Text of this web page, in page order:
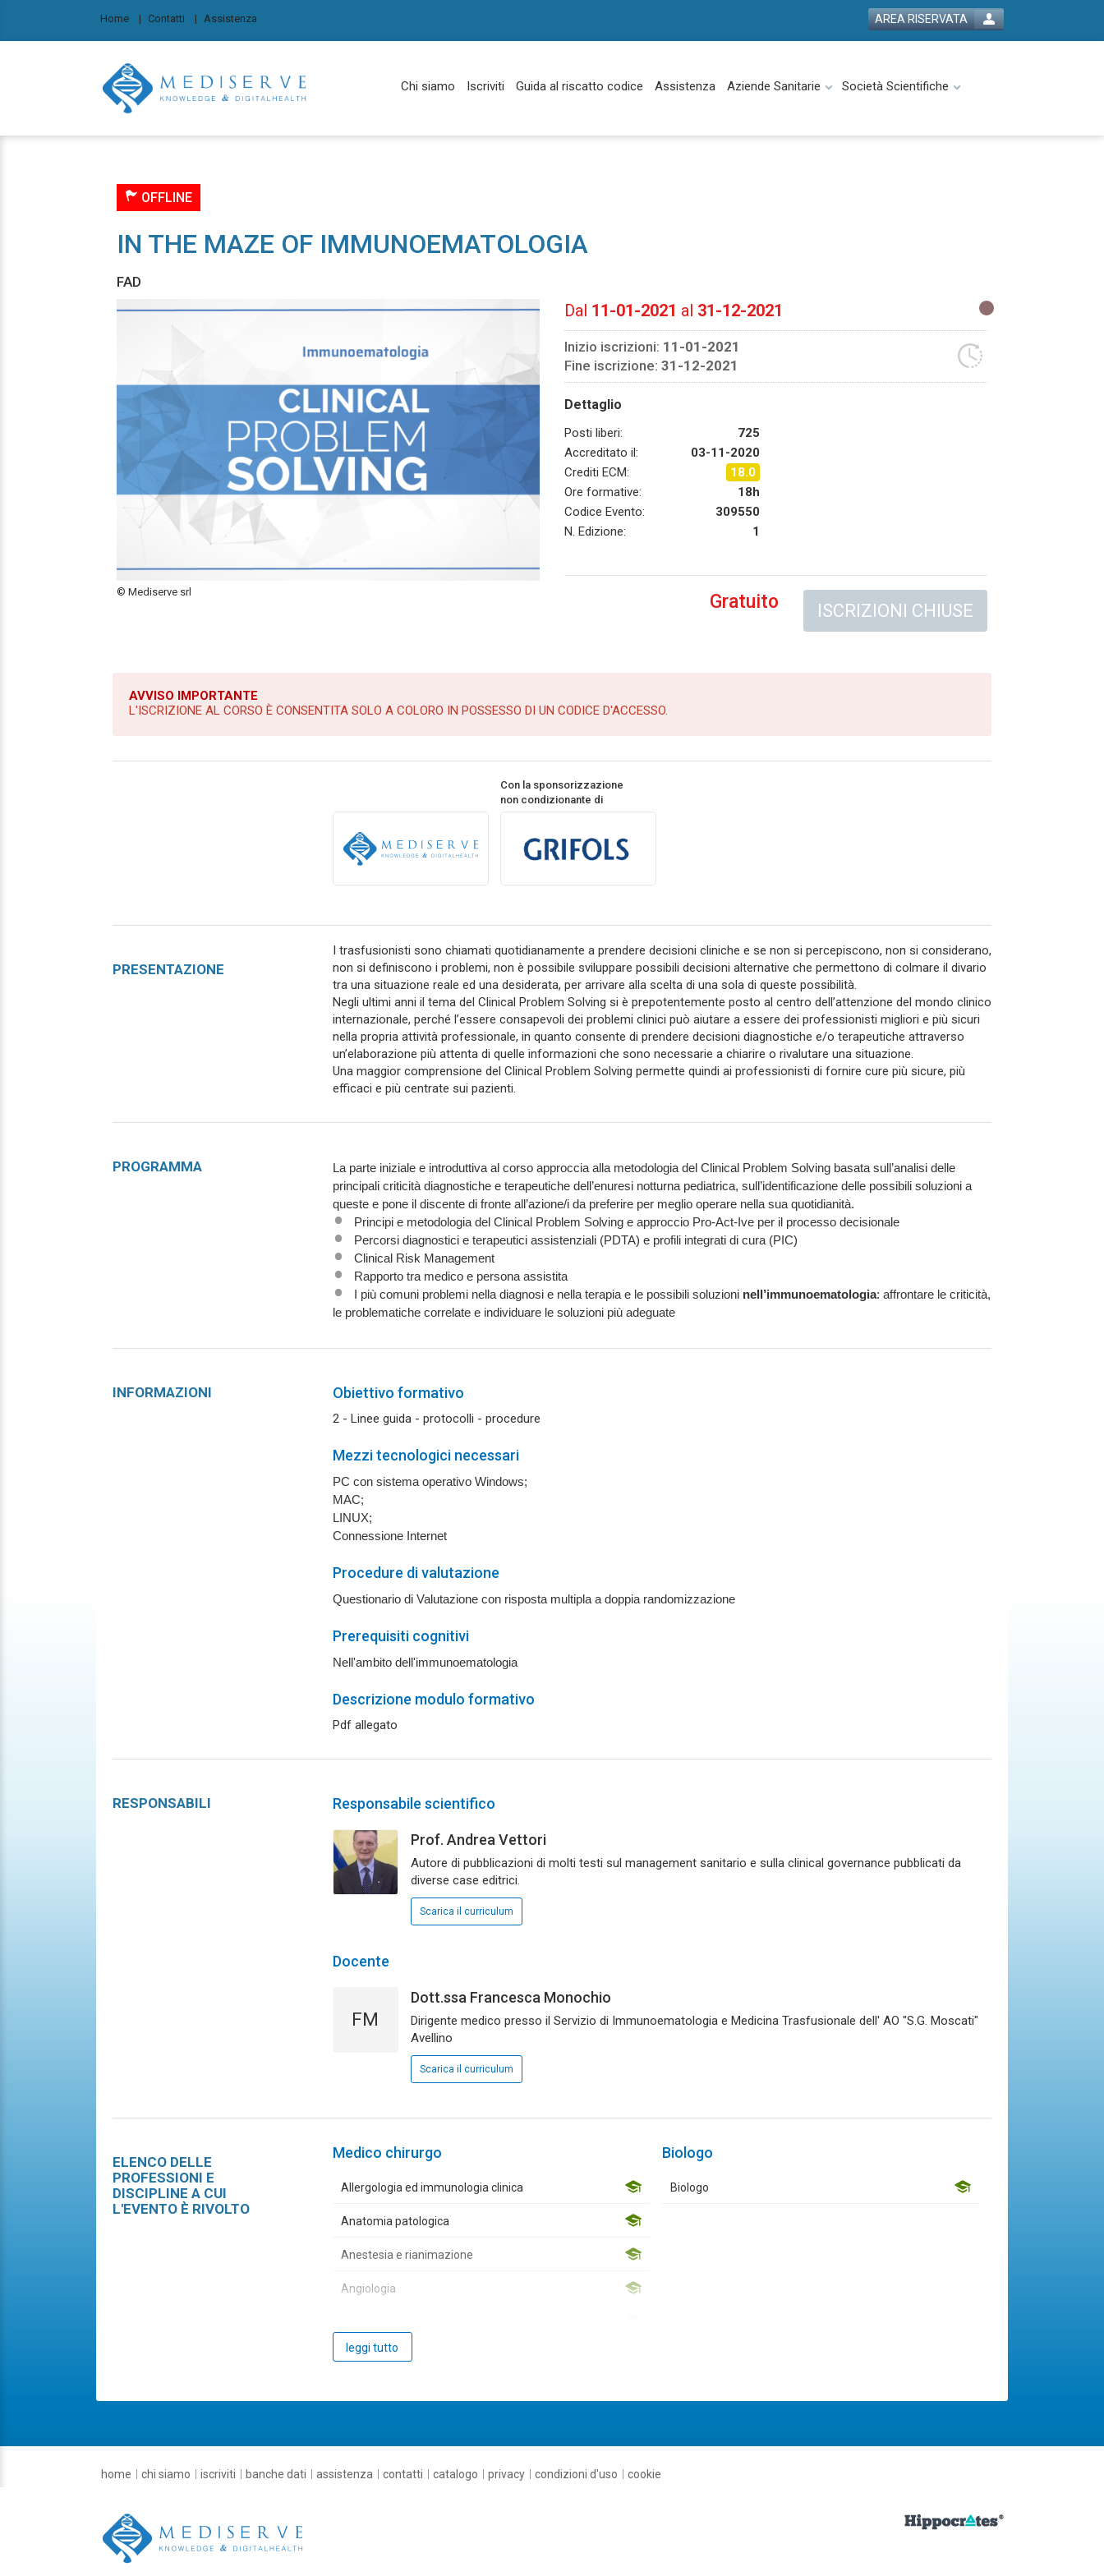
Home Contatti Assistenza AREA RISERVATA
Chi siamo Iscriviti Guida al riscatto codice Assistenza Aziende Sanitarie Società Scientifiche
OFFLINE
IN THE MAZE OF IMMUNOEMATOLOGIA
FAD
© Mediserve srl
Dal 11-01-2021 al 31-12-2021
Inizio iscrizioni: 11-01-2021
Fine iscrizione: 31-12-2021
Dettaglio
Posti liberi:
725
Accreditato il:
03-11-2020
Crediti ECM:
18.0
Ore formative:
18h
Codice Evento:
309550
N. Edizione:
1
ISCRIZIONI CHIUSE
Gratuito
AVVISO IMPORTANTE
L'ISCRIZIONE AL CORSO È CONSENTITA SOLO A COLORO IN POSSESSO DI UN CODICE D'ACCESSO.
Con la sponsorizzazione
non condizionante di
PRESENTAZIONE
I trasfusionisti sono chiamati quotidianamente a prendere decisioni cliniche e se non si percepiscono, non si considerano,
non si definiscono i problemi, non è possibile sviluppare possibili decisioni alternative che permettono di colmare il divario
tra una situazione reale ed una desiderata, per arrivare alla scelta di una sola di queste possibilità.
Negli ultimi anni il tema del Clinical Problem Solving si è prepotentemente posto al centro dell’attenzione del mondo clinico
internazionale, perché l’essere consapevoli dei problemi clinici può aiutare a essere dei professionisti migliori e più sicuri
nella propria attività professionale, in quanto consente di prendere decisioni diagnostiche e/o terapeutiche attraverso
un’elaborazione più attenta di quelle informazioni che sono necessarie a chiarire o rivalutare una situazione.
Una maggior comprensione del Clinical Problem Solving permette quindi ai professionisti di fornire cure più sicure, più
efficaci e più centrate sui pazienti.
PROGRAMMA
La parte iniziale e introduttiva al corso approccia alla metodologia del Clinical Problem Solving basata sull’analisi delle
principali criticità diagnostiche e terapeutiche dell’enuresi notturna pediatrica, sull’identificazione delle possibili soluzioni a
queste e pone il discente di fronte all’azione/i da preferire per meglio operare nella sua quotidianità.
Principi e metodologia del Clinical Problem Solving e approccio Pro-Act-Ive per il processo decisionale
Percorsi diagnostici e terapeutici assistenziali (PDTA) e profili integrati di cura (PIC)
Clinical Risk Management
Rapporto tra medico e persona assistita
I più comuni problemi nella diagnosi e nella terapia e le possibili soluzioni nell’immunoematologia: affrontare le criticità,
le problematiche correlate e individuare le soluzioni più adeguate
INFORMAZIONI Obiettivo formativo
2 - Linee guida - protocolli - procedure
Mezzi tecnologici necessari
PC con sistema operativo Windows;
MAC;
LINUX;
Connessione Internet
Procedure di valutazione
Questionario di Valutazione con risposta multipla a doppia randomizzazione
Prerequisiti cognitivi
Nell'ambito dell'immunoematologia
Descrizione modulo formativo
Pdf allegato
RESPONSABILI Responsabile scientifico
Prof. Andrea Vettori
Autore di pubblicazioni di molti testi sul management sanitario e sulla clinical governance pubblicati da
diverse case editrici.
Scarica il curriculum
Docente
FM
Dott.ssa Francesca Monochio
Dirigente medico presso il Servizio di Immunoematologia e Medicina Trasfusionale dell' AO "S.G. Moscati"
Avellino
Scarica il curriculum
ELENCO DELLE
PROFESSIONI E
DISCIPLINE A CUI
L'EVENTO È RIVOLTO
Medico chirurgo
Allergologia ed immunologia clinica
Anatomia patologica
Anestesia e rianimazione
Angiologia
Biochimica clinica
Biologo
Biologo
leggi tutto
home chi siamo iscriviti banche dati assistenza contatti catalogo privacy condizioni d'uso cookie